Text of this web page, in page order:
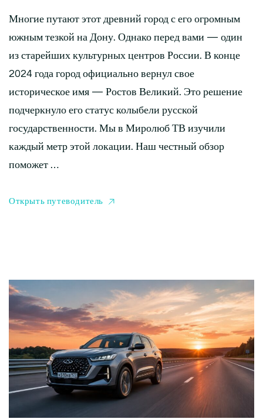
Многие путают этот древний город с его огромным
южным тезкой на Дону. Однако перед вами — один
из старейших культурных центров России. В конце
2024 года город официально вернул свое
историческое имя — Ростов Великий. Это решение
подчеркнуло его статус колыбели русской
государственности. Мы в Миролюб ТВ изучили
каждый метр этой локации. Наш честный обзор
поможет …
Открыть путеводитель